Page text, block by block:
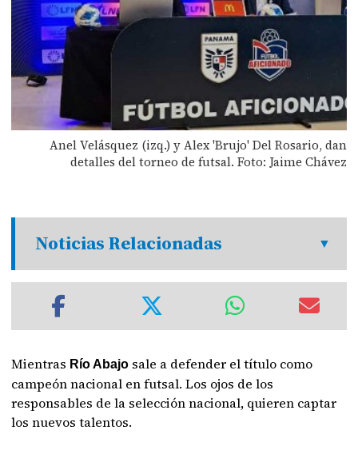
Anel Velásquez (izq.) y Alex 'Brujo' Del Rosario, dan
detalles del torneo de futsal. Foto: Jaime Chávez
Noticias Relacionadas
Mientras Río Abajo sale a defender el título como
campeón nacional en futsal. Los ojos de los
responsables de la selección nacional, quieren captar
los nuevos talentos.